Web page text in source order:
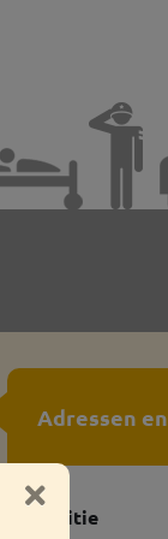
Adressen
Politie